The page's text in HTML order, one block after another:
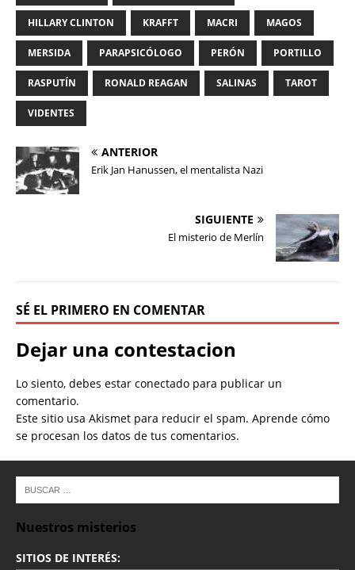
HILLARY CLINTON KRAFFT MACRI MAGOS
MERSIDA PARAPSICÓLOGO PERÓN PORTILLO
RASPUTÍN RONALD REAGAN SALINAS TAROT
VIDENTES
ANTERIOR
Erik Jan Hanussen, el mentalista Nazi
SIGUIENTE
El misterio de Merlín
SÉ EL PRIMERO EN COMENTAR
Dejar una contestacion
Lo siento, debes estar conectado para publicar un
comentario.
Este sitio usa Akismet para reducir el spam. Aprende cómo
se procesan los datos de tus comentarios.
Nuestros misterios
SITIOS DE INTERÉS: